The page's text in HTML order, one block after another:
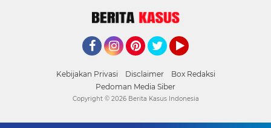
Kebijakan Privasi Disclaimer
Box Redaksi
Pedoman Media Siber
Copyright © 2026 Berita Kasus Indonesia